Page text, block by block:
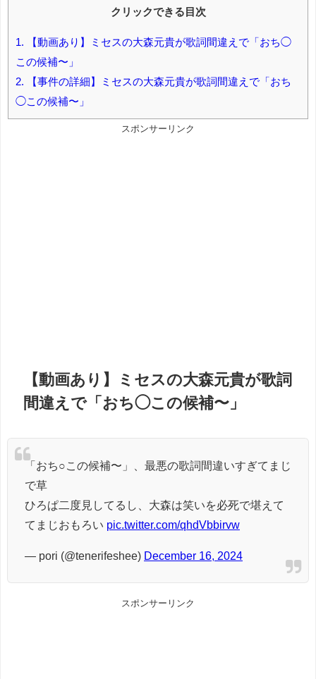
クリックできる目次
1. 【動画あり】ミセスの大森元貴が歌詞間違えで「おち◯
この候補〜」
2. 【事件の詳細】ミセスの大森元貴が歌詞間違えで「おち
◯この候補〜」
スポンサーリンク
【動画あり】ミセスの大森元貴が歌詞
間違えで「おち◯この候補〜」
「おち○この候補〜」、最悪の歌詞間違いすぎてまじ
で草
ひろぱ二度見してるし、大森は笑いを必死で堪えて
てまじおもろい pic.twitter.com/qhdVbbirvw
— pori (@tenerifeshee) December 16, 2024
スポンサーリンク